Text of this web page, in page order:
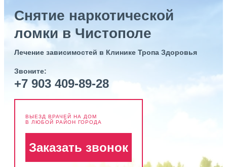
Снятие наркотической
ломки в Чистополе
Лечение зависимостей в Клинике Тропа Здоровья
Звоните:
+7 903 409-89-28
ВЫЕЗД ВРАЧЕЙ НА ДОМ
В ЛЮБОЙ РАЙОН ГОРОДА
Заказать звонок